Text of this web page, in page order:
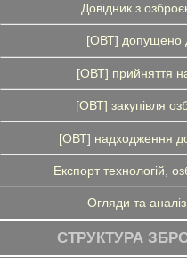
Довідник з
[ОВТ] допущено
[ОВТ] прийняття
[ОВТ] закупівля
[ОВТ] надходження
Експорт технологій,
Огляди та
СТРУКТУРА